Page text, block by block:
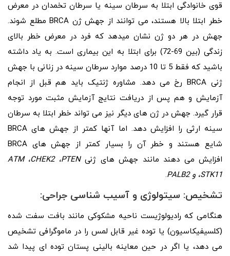
قوی خانوادگی ابتلا به سرطان سینه یا سرطان تخمدان در معرض
خطر ابتلا بالا هستند، می توانند از جهش ژن BRCA مطلع شوند.
جهش در هر دو ژن نشان میدهد که فرد در معرض خطر بالای
زندگی (بین 69-72) برای ابتلا به این بیماری است. به یاد داشته
باشید که فقط 5 تا 10 درصد موارد سرطان سینه در زنانی با جهش
ژنی BRCA رخ می دهد. مشاوره ژنتیک باید هم قبل از انجام
آزمایش و هم پس از دریافت نتایج آزمایش مثبت مورد توجه
قرار گیرد. جهش در ژن های دیگر نیز می تواند خطر ابتلا به سرطان
سینه ارثی را افزایش دهد. اما آنها کمتر از جهش های BRCA
شایع هستند و خطر آن را بسیار کمتر از جهش های BRCA
افزایش می دهند مانند جهش های ژنی
ATM ،CHEK2 ،PTEN
،STK11 وPALB2
.
تشخیص: سیتولوژی و آسیب شناسی جراحی:
هنگامی که رادیولوژیست ناحیه مشکوکی مانند بافت سفت شده
(کلسیفیکاسیون) یا توده غیر قابل لمس را در ماموگرافی تشخیص
می دهد، یا اگر در حین معاینه بالینی پستان توده ای پیدا شد